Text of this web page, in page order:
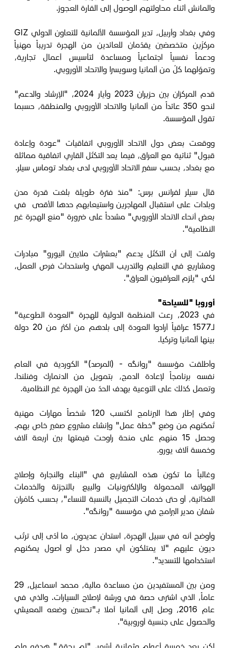
والمانش أثناء محاولتهم الوصول إلى القارة العجوز.
وفي بغداد وأربيل، تدير المؤسسة الألمانية للتعاون الدولي GIZ
مركزَين متخصصَين يقدّمان للعائدين من الهجرة تدريباً مهنياً
ودعماً نفسياً اجتماعياً ومساعدة لتأسيس أعمال تجارية،
وتموّلهما كلّ من ألمانيا وسويسرا والاتحاد الأوروبي.
قدم المركزان بين حزيران 2023 وأيار 2024، "الإرشاد والدعم"
لنحو 350 عائداً من ألمانيا والاتحاد الأوروبي والمنطقة، حسبما
تقول المؤسسة.
ووقعت بعض دول الاتحاد الأوروبي اتفاقيات "عودة وإعادة
قبول" ثنائية مع العراق، فيما يعد التكتّل القاري اتفاقية مماثلة
مع بغداد، بحسب سفير الاتحاد الأوروبي لدى بغداد توماس سيلر.
قال سيلر لفرانس برس: "منذ فترة طويلة بلغت قدرة مدن
وبلدات على استقبال المهاجرين واستيعابهم حدها الأقصى في
بعض أنحاء الاتحاد الأوروبي" مشدداً على ضرورة "منع الهجرة غير
النظامية".
ولفت إلى أن التكتّل يدعم "بعشرات ملايين اليورو" مبادرات
ومشاريع في التعليم والتدريب المهني واستحداث فرص العمل،
لكي "يلزم العراقيون العراق".
أوروبا "للسياحة"
في 2023، رعت المنظمة الدولية للهجرة "العودة الطوعية"
لـ1577 عراقياً أرادوا العودة إلى بلدهم من أكثر من 20 دولة
بينها ألمانيا وتركيا.
وأطلقت مؤسسة "روانگه - (المرصد)" الكوردية في العام
نفسه برنامجاً لإعادة الدمج، بتمويل من الدنمارك وفنلندا.
وتعمل كذلك على التوعية بهدف الحدّ من الهجرة غير النظامية.
وفي إطار هذا البرنامج اكتسب 120 شخصاً مهارات مهنية
تُمكنهم من وضع "خطة عمل" وإنشاء مشروع صغير خاص بهم.
وحصل 15 منهم على منحة راوحت قيمتها بين أربعة آلاف
وخمسة آلاف يورو.
وغالباً ما تكون هذه المشاريع في "البناء والنجارة وإصلاح
الهواتف المحمولة والإلكترونيات والبيع بالتجزئة والخدمات
الغذائية، أو حتى خدمات التجميل بالنسبة للنساء"، بحسب كامَران
شفان مدير البرامج في مؤسسة "روانگه".
وأوضح أنه في سبيل الهجرة، استدان عديدون، ما أدّى إلى ترتّب
ديون عليهم "لا يمتلكون أي مصدر دخل أو أصول يمكنهم
استخدامها للتسديد".
ومن بين المستفيدين من مساعدة مالية، محمد اسماعيل، 29
عاماً، الذي اشترى حصة في ورشة لإصلاح السيارات. والذي في
عام 2016، وصل إلى ألمانيا آملا بـ"تحسين وضعه المعيشي
والحصول على جنسية أوروبية".